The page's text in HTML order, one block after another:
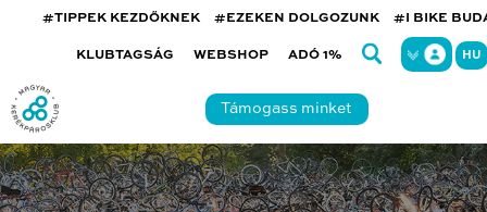
#TIPPEK KEZDŐKNEK #EZEKEN DOLGOZUNK #I BIKE
KLUBTAGSÁG WEBSHOP ADÓ 1% HU
Támogass minket